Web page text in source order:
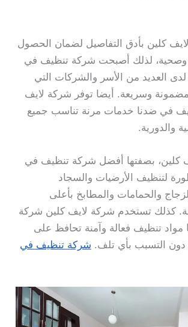
كلين بأدق التفاصيل لضمان الحصول
وصحية، لذلك أصبحت شركة تنظيف في
العديد من الأسر والشركات التي
وسريعة. أيضا توفر شركة لايف
في ضدنا خدمات مرنة تناسب جميع
والدورية.
كلين، بصفتها أفضل شركة تنظيف في
لتنظيف الأرضيات والسجاد
والحمامات والمطابخ بأعلى
كذلك تستخدم شركة لايف كلين شركة
تنظيف فعالة وآمنة تحافظ على
دون التسبب بأي تلف. شركة تنظيف في